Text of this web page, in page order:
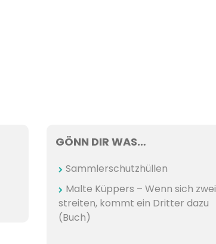
GÖNN DIR WAS…
Sammlerschutzhüllen
Malte Küppers – Wenn sich zwei
streiten, kommt ein Dritter dazu
(Buch)